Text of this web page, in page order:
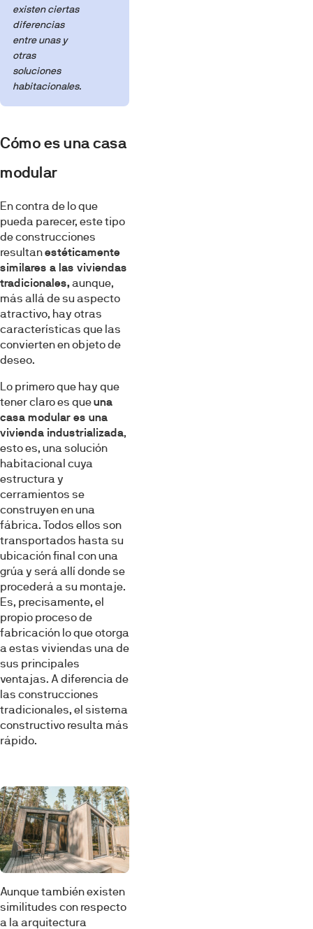
existen ciertas
diferencias
entre unas y
otras
soluciones
habitacionales.
Cómo es una casa
modular
En contra de lo que
pueda parecer, este tipo
de construcciones
resultanestéticamente
similares a las viviendas
tradicionales, aunque,
más allá de su aspecto
atractivo, hay otras
características que las
convierten en objeto de
deseo.
Lo primero que hay que
tener claro es queuna
casa modular es una
vivienda industrializada,
esto es, una solución
habitacional cuya
estructura y
cerramientos se
construyen en una
fábrica. Todos ellos son
transportados hasta su
ubicación final con una
grúa y será allí donde se
procederá a su montaje.
Es, precisamente, el
propio proceso de
fabricación lo que otorga
a estas viviendas una de
sus principales
ventajas. A diferencia de
las construcciones
tradicionales, el sistema
constructivo resulta más
rápido.
Aunque también existen
similitudes con respecto
a la arquitectura